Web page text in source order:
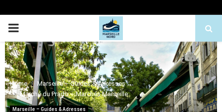
PRIMARY
MENU
Home
Marseille – Guides & Adresses
Marché du Prado – Marchés Marseille
Marseille – Guides & Adresses